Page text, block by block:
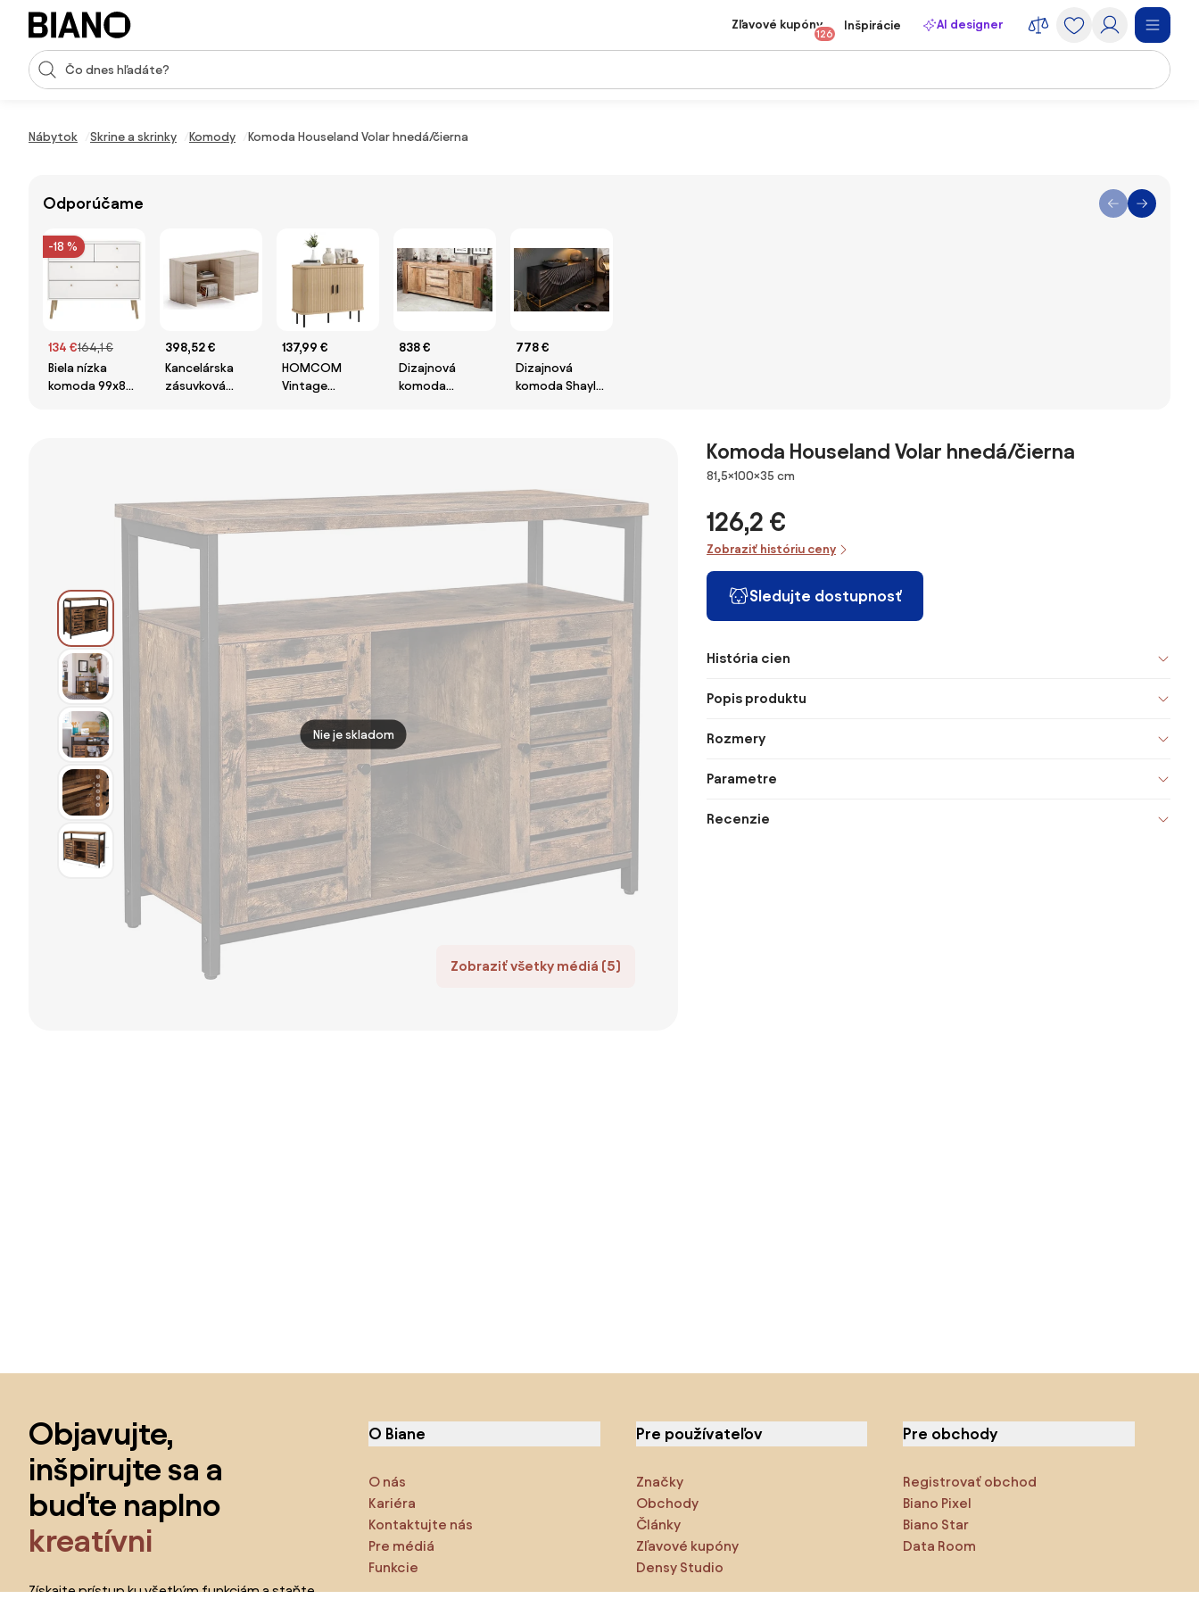
Preskočiť navigáciu, prejsť na obsah
Vstup pre vyhľadávanie
Zľavové kupóny
126
Inšpirácie AI designer
Nábytok Skrine a skrinky Komody Komoda Houseland Volar hnedá/čierna
Odporúčame
-18 %
134 €164,1 €
Biela nízka
komoda 99x82
398,52 €
Kancelárska
zásuvková
137,99 €
HOMCOM
Vintage
Jedáleň
90x40x75 cm
838 €
Dizajnová
komoda
778 €
Dizajnová
komoda Shayla
Zobraziť všetky médiá (5)
Nie je skladom
Komoda Houseland Volar hnedá/čierna
Rozmery
81,5×100×35 cm
126,2 €
Zobraziť históriu ceny
Sledujte dostupnosť
História cien
Popis produktu
Rozmery
Parametre
Recenzie
Objavujte,
inšpirujte sa a
buďte naplno
kreatívni
Získajte prístup ku všetkým funkciám a staňte
O Biane
O nás
Kariéra
Kontaktujte nás
Pre médiá
Funkcie
Pre používateľov
Značky
Obchody
Články
Zľavové kupóny
Densy Studio
Pre obchody
Registrovať obchod
Biano Pixel
Biano Star
Data Room